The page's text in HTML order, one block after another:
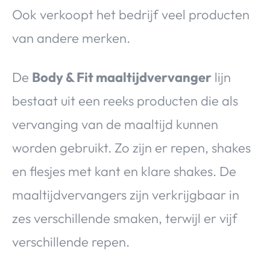
Ook verkoopt het bedrijf veel producten
van andere merken.
De Body & Fit maaltijdvervanger lijn
bestaat uit een reeks producten die als
vervanging van de maaltijd kunnen
worden gebruikt. Zo zijn er repen, shakes
en flesjes met kant en klare shakes. De
maaltijdvervangers zijn verkrijgbaar in
zes verschillende smaken, terwijl er vijf
verschillende repen.